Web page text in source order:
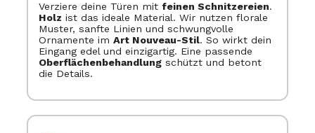
Verziere deine Türen mit feinen Schnitzereien.
Holz ist das ideale Material. Wir nutzen florale
Muster, sanfte Linien und schwungvolle
Ornamente im Art Nouveau-Stil. So wirkt dein
Eingang edel und einzigartig. Eine passende
Oberflächenbehandlungschützt und betont
die Details.